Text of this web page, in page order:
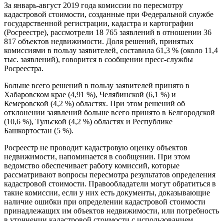
За январь-август 2019 года комиссии по пересмотру
кадастровой стоимости, созданные при Федеральной службе
государственной регистрации, кадастра и картографии
(Росреестре), рассмотрели 18 765 заявлений в отношении 36
817 объектов недвижимости. Доля решений, принятых
комиссиями в пользу заявителей, составила 61,3 % (около 11,4
тыс. заявлений), говорится в сообщении пресс-службы
Росреестра.
Больше всего решений в пользу заявителей принято в
Хабаровском крае (4,91 %), Челябинской (6,1 %) и
Кемеровской (4,2 %) областях. При этом решений об
отклонении заявлений больше всего принято в Белгородской
(10,6 %), Тульской (4,2 %) областях и Республике
Башкортостан (5 %).
Росреестр не проводит кадастровую оценку объектов
недвижимости, напоминается в сообщении. При этом
ведомство обеспечивает работу комиссий, которые
рассматривают вопросы пересмотра результатов определения
кадастровой стоимости. Правообладатели могут обратиться в
такие комиссии, если у них есть документы, доказывающие
наличие ошибки при определении кадастровой стоимости
принадлежащих им объектов недвижимости, или потребность